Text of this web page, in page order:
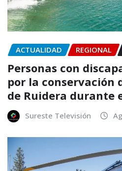
ACTUALIDAD REGIONAL
Personas con
por la conservación
de Ruidera durante
Sureste Televisión